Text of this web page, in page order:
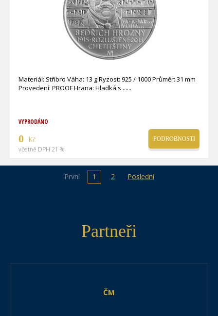
Materiál: Stříbro Váha: 13 g Ryzost: 925 / 1000 Průměr: 31 mm
Provedení: PROOF Hrana: Hladká s ...
VYPRODÁNO
0 Kč
včetně DPH 21 %
PODROBNOSTI
První 1 2 Poslední
Partneři
ČM